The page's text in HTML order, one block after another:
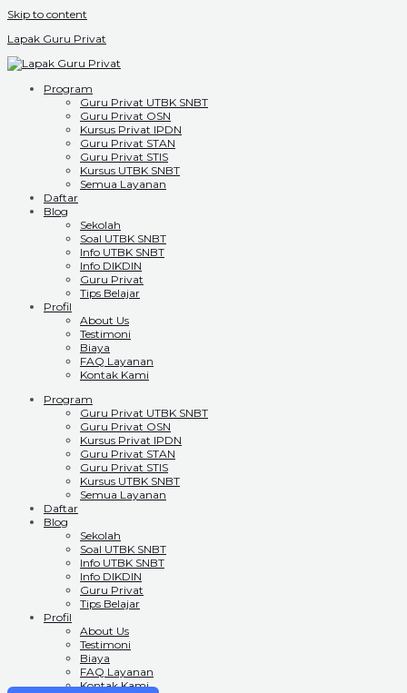
Skip to content
Lapak Guru Privat
Program
Guru Privat UTBK SNBT
Guru Privat OSN
Kursus Privat IPDN
Guru Privat STAN
Guru Privat STIS
Kursus UTBK SNBT
Semua Layanan
Daftar
Blog
Sekolah
Soal UTBK SNBT
Info UTBK SNBT
Info DIKDIN
Guru Privat
Tips Belajar
Profil
About Us
Testimoni
Biaya
FAQ Layanan
Kontak Kami
Program
Guru Privat UTBK SNBT
Guru Privat OSN
Kursus Privat IPDN
Guru Privat STAN
Guru Privat STIS
Kursus UTBK SNBT
Semua Layanan
Daftar
Blog
Sekolah
Soal UTBK SNBT
Info UTBK SNBT
Info DIKDIN
Guru Privat
Tips Belajar
Profil
About Us
Testimoni
Biaya
FAQ Layanan
Kontak Kami